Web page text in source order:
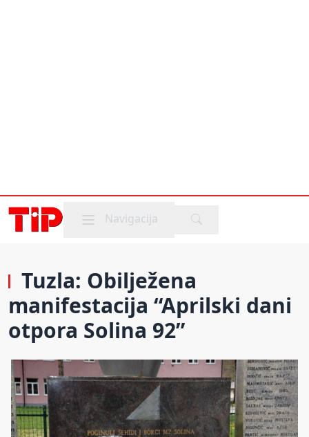
Mobile menu
Navigacija
Tuzla: Obilježena
manifestacija “Aprilski dani
otpora Solina 92”